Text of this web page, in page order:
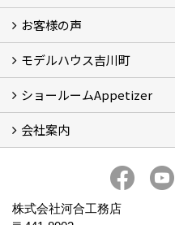
5つのやさしさ宣言
3つのプロ宣言
お家づくりスケジュール
お客様の声
お客様の声
モデルハウス吉川町
吉川町モデルハウス
ショールームAppetizer
Appetizer(ショールーム)
Appetizer(レンタルスペース)
会社案内
社長 河合智之の想い
求人情報 Recruit
株式会社河合工務店